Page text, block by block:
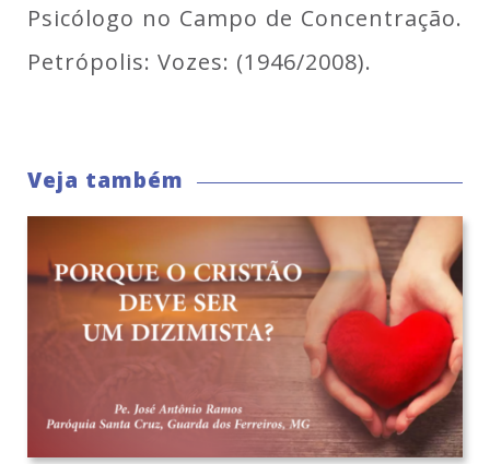
Psicólogo no Campo de Concentração.
Petrópolis: Vozes: (1946/2008).
Veja também